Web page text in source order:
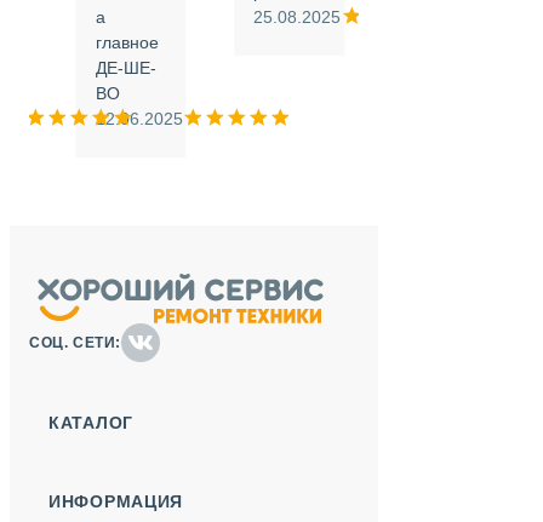
а
главное
ДЕ-ШЕ-
ВО
12.06.2025
25.08.2025
СОЦ. СЕТИ:
КАТАЛОГ
ИНФОРМАЦИЯ